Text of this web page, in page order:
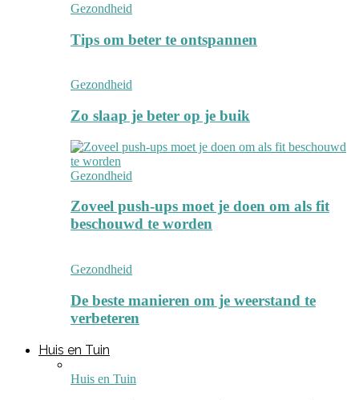
Gezondheid
Tips om beter te ontspannen
Gezondheid
Zo slaap je beter op je buik
Gezondheid
Zoveel push-ups moet je doen om als fit
beschouwd te worden
Gezondheid
De beste manieren om je weerstand te
verbeteren
Huis en Tuin
Huis en Tuin